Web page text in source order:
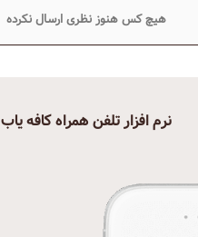
هیچ کس هنوز نظری ارسال نکرده
نرم افزار تلفن همراه کافه یاب